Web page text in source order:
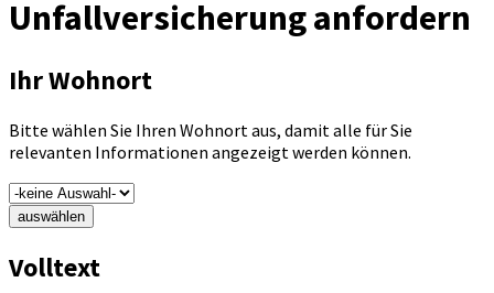
Unfallversicherung anfordern
Ihr Wohnort
Bitte wählen Sie Ihren Wohnort aus, damit alle für Sie
relevanten Informationen angezeigt werden können.
auswählen
Volltext